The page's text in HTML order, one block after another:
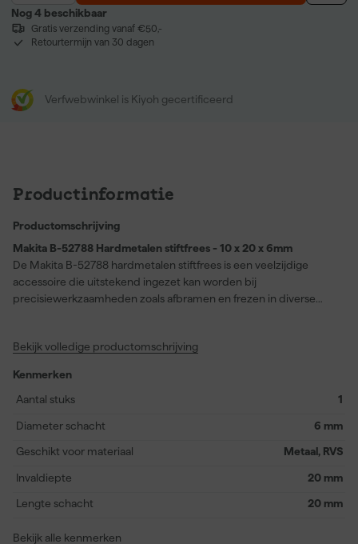
Nog 4 beschikbaar
Gratis verzending vanaf €50,-
Retourtermijn van 30 dagen
Verfwebwinkel is Kiyoh gecertificeerd
Productinformatie
Productomschrijving
Makita B-52788 Hardmetalen stiftfrees - 10 x 20 x 6mm
De Makita B-52788 hardmetalen stiftfrees is een veelzijdige
accessoire die uitstekend ingezet kan worden bij
precisiewerkzaamheden zoals afbramen en frezen in diverse
met een minimaal toerental van 25.000 toeren per minuut, wat
duurzame hardmetaal kun je rekenen op een lange levensduur
en nauwkeurig resultaat. De frees is compatibel met
en GD0600. Of je nu een professional of doe-het-zelver bent,
deze stiftfrees biedt de betrouwbaarheid en prestaties die je
Bekijk volledige productomschrijving
Kenmerken
Aantal stuks
1
Diameter schacht 6 mm
Geschikt voor materiaal Metaal, RVS
Invaldiepte 20 mm
Lengte schacht 20 mm
Bekijk alle kenmerken